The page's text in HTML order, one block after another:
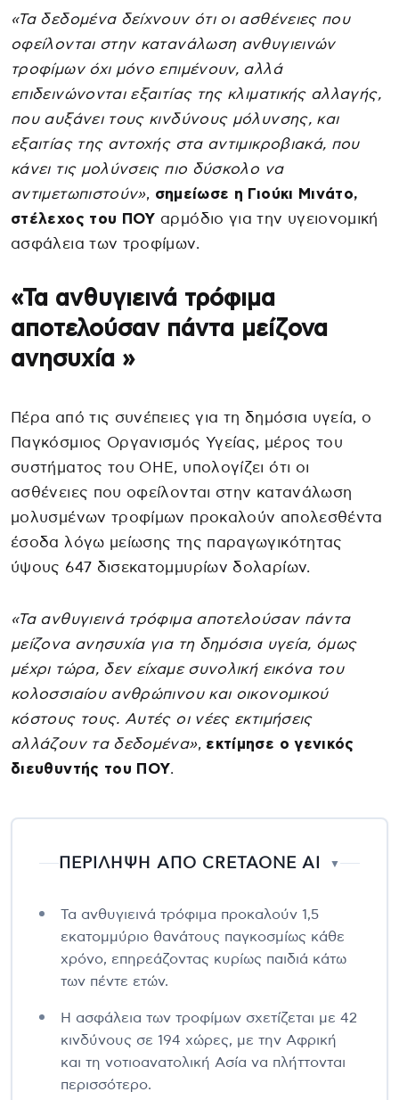
«Τα δεδομένα δείχνουν ότι οι ασθένειες που
οφείλονται στην κατανάλωση ανθυγιεινών
τροφίμων όχι μόνο επιμένουν, αλλά
επιδεινώνονται εξαιτίας της κλιματικής αλλαγής,
που αυξάνει τους κινδύνους μόλυνσης, και
εξαιτίας της αντοχής στα αντιμικροβιακά, που
κάνει τις μολύνσεις πιο δύσκολο να
αντιμετωπιστούν», σημείωσε η Γιούκι Μινάτο,
στέλεχος του ΠΟΥ αρμόδιο για την υγειονομική
ασφάλεια των τροφίμων.
«Τα ανθυγιεινά τρόφιμα
αποτελούσαν πάντα μείζονα
ανησυχία »
Πέρα από τις συνέπειες για τη δημόσια υγεία, ο
Παγκόσμιος Οργανισμός Υγείας, μέρος του
συστήματος του ΟΗΕ, υπολογίζει ότι οι
ασθένειες που οφείλονται στην κατανάλωση
μολυσμένων τροφίμων προκαλούν απολεσθέντα
έσοδα λόγω μείωσης της παραγωγικότητας
ύψους 647 δισεκατομμυρίων δολαρίων.
«Τα ανθυγιεινά τρόφιμα αποτελούσαν πάντα
μείζονα ανησυχία για τη δημόσια υγεία, όμως
μέχρι τώρα, δεν είχαμε συνολική εικόνα του
κολοσσιαίου ανθρώπινου και οικονομικού
κόστους τους. Αυτές οι νέες εκτιμήσεις
αλλάζουν τα δεδομένα», εκτίμησε ο γενικός
διευθυντής του ΠΟΥ.
ΠΕΡΙΛΗΨΗ ΑΠΟ CRETAONE AI ▼
Τα ανθυγιεινά τρόφιμα προκαλούν 1,5
εκατομμύριο θανάτους παγκοσμίως κάθε
χρόνο, επηρεάζοντας κυρίως παιδιά κάτω
των πέντε ετών.
Η ασφάλεια των τροφίμων σχετίζεται με 42
κινδύνους σε 194 χώρες, με την Αφρική
και τη νοτιοανατολική Ασία να πλήττονται
περισσότερο.